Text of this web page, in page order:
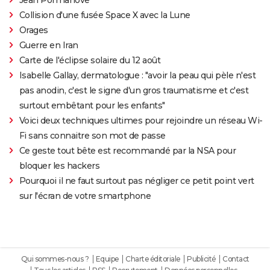
Collision d'une fusée Space X avec la Lune
Orages
Guerre en Iran
Carte de l'éclipse solaire du 12 août
Isabelle Gallay, dermatologue : "avoir la peau qui pèle n'est
pas anodin, c'est le signe d'un gros traumatisme et c'est
surtout embêtant pour les enfants"
Voici deux techniques ultimes pour rejoindre un réseau Wi-
Fi sans connaitre son mot de passe
Ce geste tout bête est recommandé par la NSA pour
bloquer les hackers
Pourquoi il ne faut surtout pas négliger ce petit point vert
sur l'écran de votre smartphone
Qui sommes-nous ? Equipe Charte éditoriale Publicité
Contact